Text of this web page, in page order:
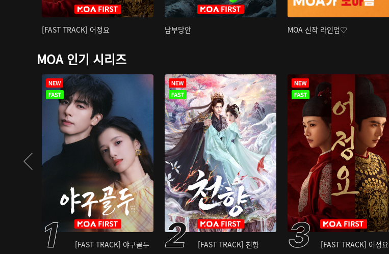
[FAST TRACK] 어정요 남부당안 MOA 신작 라인업♡
MOA 인기 시리즈
[FAST TRACK] 야구골두 [FAST TRACK] 천향 [FAST TRACK] 어정요